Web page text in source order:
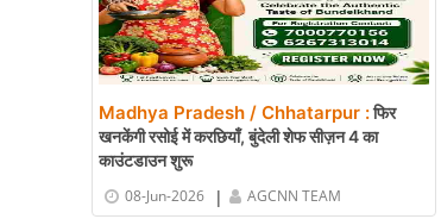
Madhya Pradesh / Chhatarpur :फिर
खनकेंगी रसोई में करछियाँ, बुंदेली शेफ सीज़न 4 का
काउंटडाउन शुरू
08-Jun-2026
| AGCNN TEAM